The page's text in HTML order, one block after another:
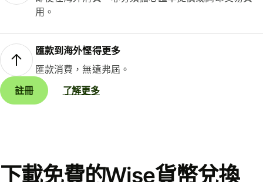
用。
匯款到海外慳得更多
匯款消費，無遠弗屆。
註冊
了解更多
下載免費的Wise貨幣兌換